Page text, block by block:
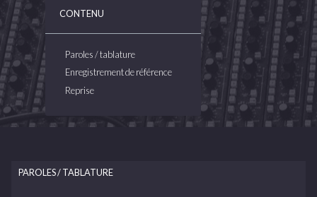
CONTENU
Paroles / tablature
Enregistrement de référence
Reprise
PAROLES / TABLATURE